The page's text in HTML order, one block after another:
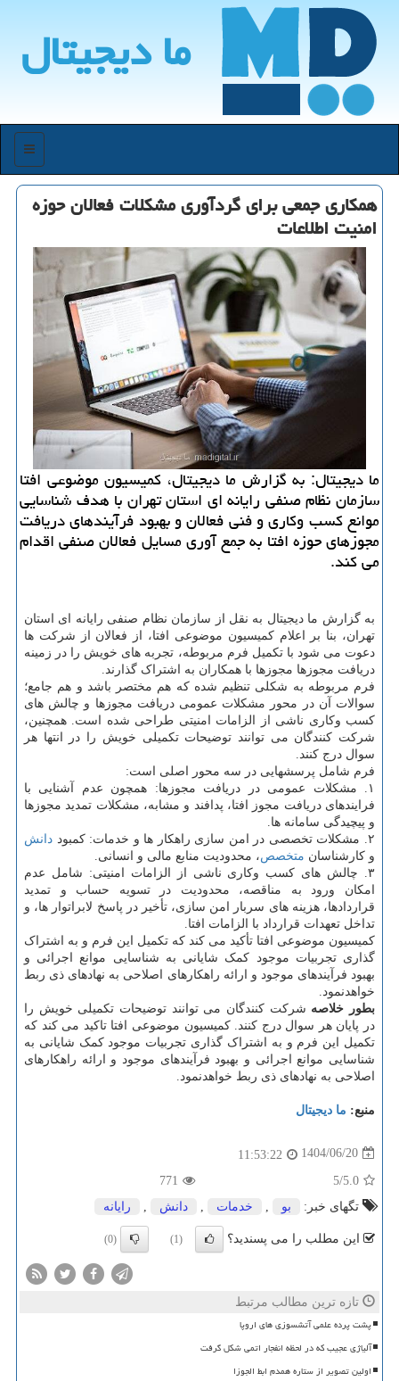
ما دیجیتال
منو
همکاری جمعی برای گردآوری مشکلات فعالان حوزه
امنیت اطلاعات
ما دیجیتال: به گزارش ما دیجیتال، کمیسیون موضوعی افتا
سازمان نظام صنفی رایانه ای استان تهران با هدف شناسایی
موانع کسب وکاری و فنی فعالان و بهبود فرآیندهای دریافت
مجوزهای حوزه افتا به جمع آوری مسایل فعالان صنفی اقدام
می کند.
به گزارش ما دیجیتال به نقل از سازمان نظام صنفی رایانه ای استان
تهران، بنا بر اعلام کمیسیون موضوعی افتا، از فعالان از شرکت ها
دعوت می شود با تکمیل فرم مربوطه، تجربه های خویش را در زمینه
دریافت مجوزها مجوزها با همکاران به اشتراک گذارند.
فرم مربوطه به شکلی تنظیم شده که هم مختصر باشد و هم جامع؛
سوالات آن در محور مشکلات عمومی دریافت مجوزها و چالش های
کسب وکاری ناشی از الزامات امنیتی طراحی شده است. همچنین،
شرکت کنندگان می توانند توضیحات تکمیلی خویش را در انتها هر
سوال درج کنند.
فرم شامل پرسشهایی در سه محور اصلی است:
۱. مشکلات عمومی در دریافت مجوزها: همچون عدم آشنایی با
فرایندهای دریافت مجوز افتا، پدافند و مشابه، مشکلات تمدید مجوزها
و پیچیدگی سامانه ها.
۲. مشکلات تخصصی در امن سازی راهکار ها و خدمات: کمبود
دانش
و کارشناسان متخصص، محدودیت منابع مالی و انسانی.
۳. چالش های کسب وکاری ناشی از الزامات امنیتی: شامل عدم
امکان ورود به مناقصه، محدودیت در تسویه حساب و تمدید
قراردادها، هزینه های سربار امن سازی، تأخیر در پاسخ لابراتوار ها، و
تداخل تعهدات قرارداد با الزامات افتا.
کمیسیون موضوعی افتا تأکید می کند که تکمیل این فرم و به اشتراک
گذاری تجربیات موجود کمک شایانی به شناسایی موانع اجرائی و
بهبود فرآیندهای موجود و ارائه راهکارهای اصلاحی به نهادهای ذی ربط
خواهدنمود.
بطور خلاصه شرکت کنندگان می توانند توضیحات تکمیلی خویش را
در پایان هر سوال درج کنند. کمیسیون موضوعی افتا تاکید می کند که
تکمیل این فرم و به اشتراک گذاری تجربیات موجود کمک شایانی به
شناسایی موانع اجرائی و بهبود فرآیندهای موجود و ارائه راهکارهای
اصلاحی به نهادهای ذی ربط خواهدنمود.
منبع: ما دیجیتال
1404/06/20
11:53:22
5.0
/5
771
تگهای خبر:
بو خدمات دانش رایانه
این مطلب را می پسندید؟ (1)
(0)
تازه ترین مطالب مرتبط
پشت پرده علمی آتشسوزی های اروپا
آلیاژی عجیب که در لحظه انفجار اتمی شکل گرفت
اولین تصویر از ستاره همدم ابط الجوزا